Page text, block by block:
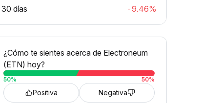
30 días
-9.46%
¿Cómo te sientes acerca de Electroneum
(ETN) hoy?
50% 50%
Positiva Negativa